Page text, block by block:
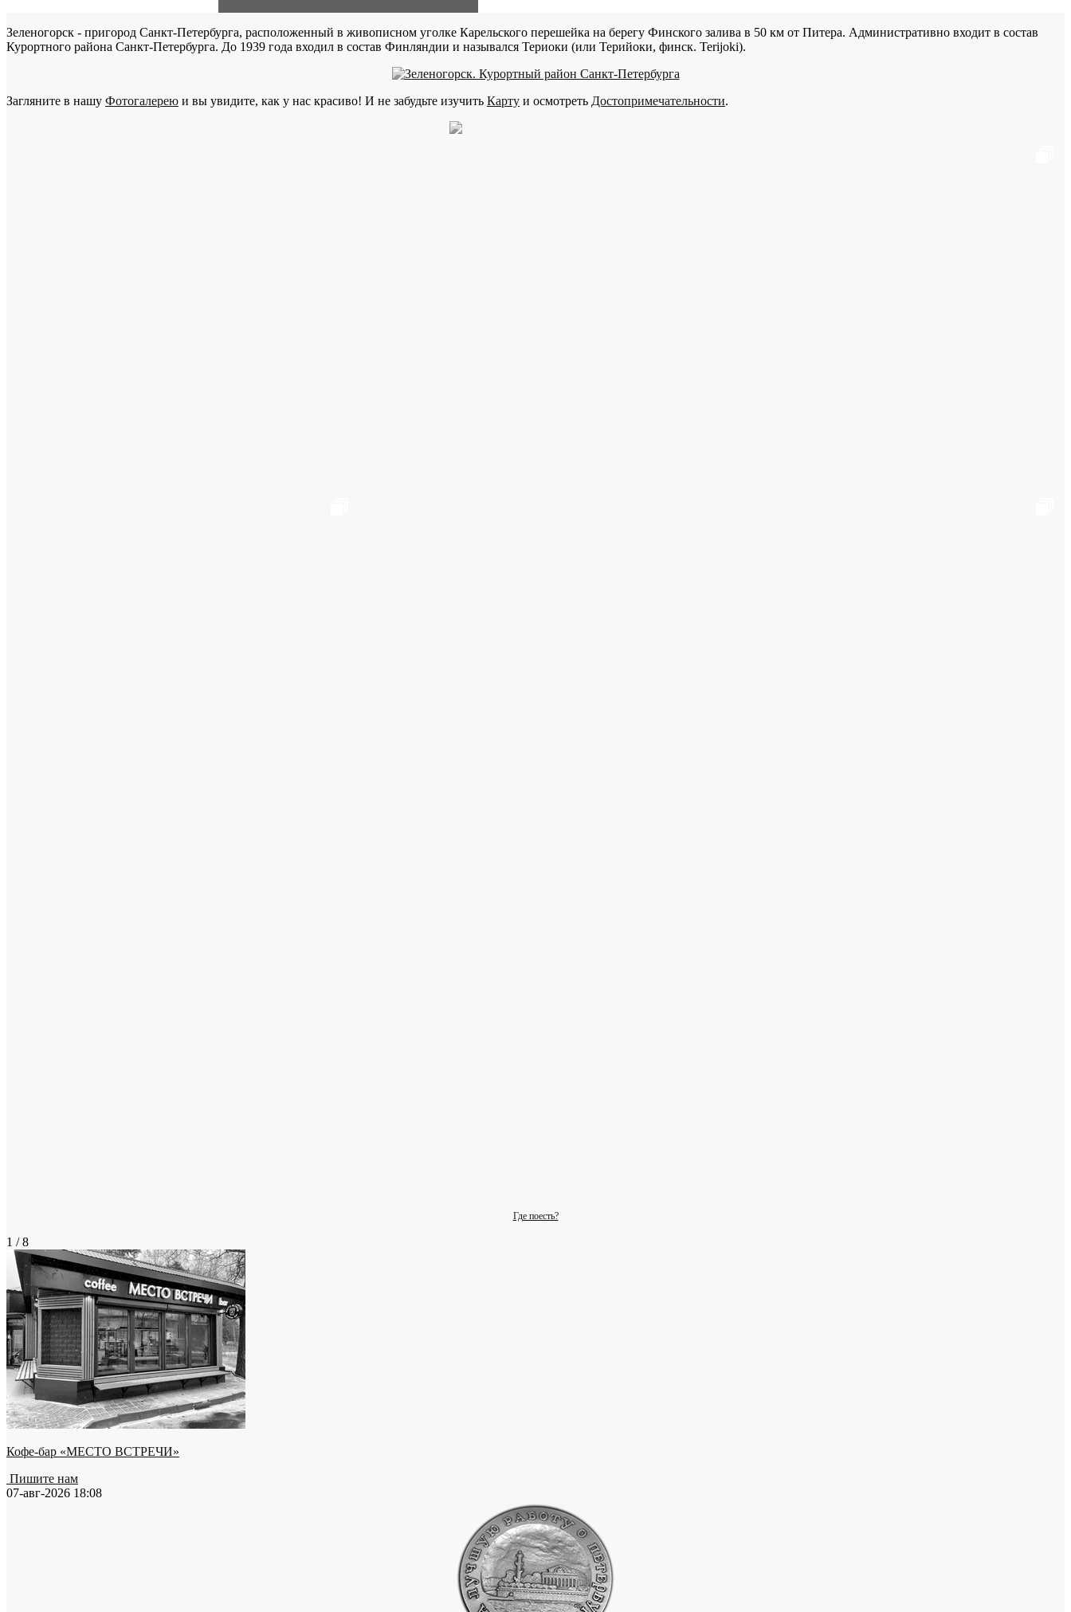
Зеленогорск - пригород Санкт-Петербурга, расположенный в живописном уголке Карельского перешейка на берегу Финского залива в 50 км от Питера. Административно входит в состав
Курортного района Санкт-Петербурга. До 1939 года входил в состав Финляндии и назывался Териоки (или Терийоки, финск. Terijoki).
Загляните в нашу Фотогалерею и вы увидите, как у нас красиво! И не забудьте изучить Карту и осмотреть Достопримечательности.
Где поесть?
1 / 8
Кофе-бар «МЕСТО ВСТРЕЧИ»
Пишите нам
07-авг-2026 18:08